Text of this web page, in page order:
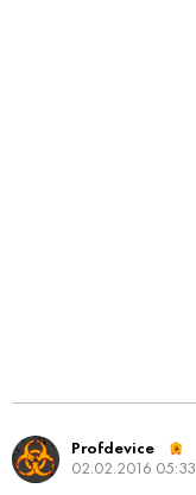
Profdevice
02.02.2016 05:33